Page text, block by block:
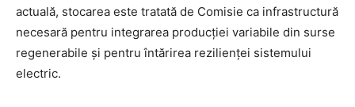
actuală, stocarea este tratată de Comisie ca infrastructură
necesară pentru integrarea producției variabile din surse
regenerabile și pentru întărirea rezilienței sistemului
electric.